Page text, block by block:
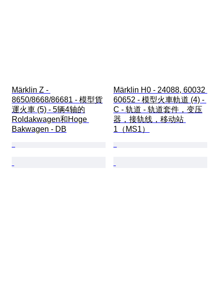
Märklin Z -
8650/8668/86681 - 模型貨
運火車 (5) - 5辆4轴的
Roldakwagen和Hoge
Bakwagen - DB
Märklin H0 - 24088, 60032
60652 - 模型火車軌道 (4) -
C - 轨道 - 轨道套件，变压
器，接轨线，移动站
1（MS1）